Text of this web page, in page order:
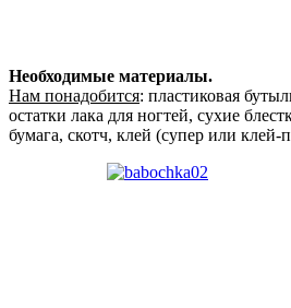
Необходимые материалы.
Нам понадобится: пластиковая
остатки лака для ногтей, сухие
бумага, скотч, клей (супер или